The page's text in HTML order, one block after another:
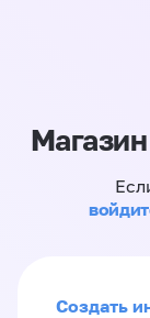
Создать